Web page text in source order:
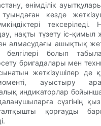
өнімділік
кезде
тексеріледі.
нақты түзету іс-
алмасудағы ашықтық
белгілері болып
бригадалары мен
жеткізушілер де
ауыстыру
индикаторлар
сүзгінің
қорғауды